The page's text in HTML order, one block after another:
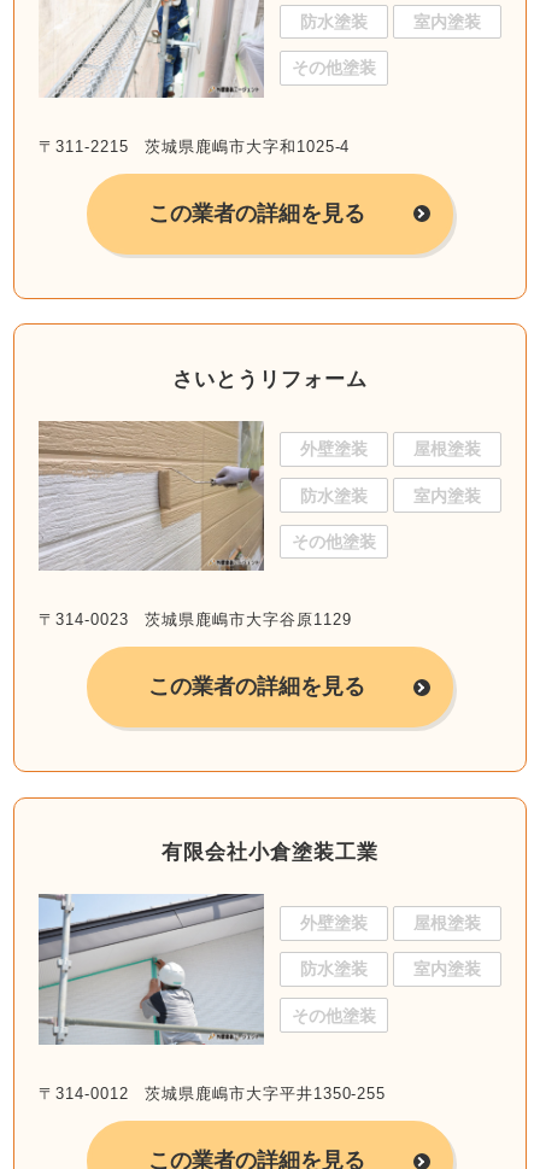
防水塗装 室内塗装
その他塗装
〒311-2215 茨城県鹿嶋市大字和1025-4
この業者の詳細を見る
さいとうリフォーム
外壁塗装 屋根塗装
防水塗装 室内塗装
その他塗装
〒314-0023 茨城県鹿嶋市大字谷原1129
この業者の詳細を見る
有限会社小倉塗装工業
外壁塗装 屋根塗装
防水塗装 室内塗装
その他塗装
〒314-0012 茨城県鹿嶋市大字平井1350-255
この業者の詳細を見る